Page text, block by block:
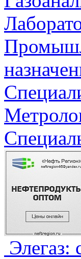
Элегаз: